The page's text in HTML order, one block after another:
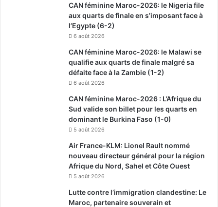
CAN féminine Maroc-2026: le Nigeria file
aux quarts de finale en s’imposant face à
l’Egypte (6-2)
6 août 2026
CAN féminine Maroc-2026: le Malawi se
qualifie aux quarts de finale malgré sa
défaite face à la Zambie (1-2)
6 août 2026
CAN féminine Maroc-2026 : L’Afrique du
Sud valide son billet pour les quarts en
dominant le Burkina Faso (1-0)
5 août 2026
Air France-KLM: Lionel Rault nommé
nouveau directeur général pour la région
Afrique du Nord, Sahel et Côte Ouest
5 août 2026
Lutte contre l’immigration clandestine: Le
Maroc, partenaire souverain et